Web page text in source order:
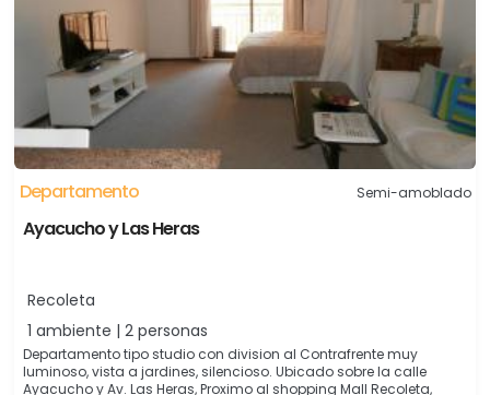
Departamento Semi-amoblado
Ayacucho y Las Heras
Recoleta
1 ambiente | 2 personas
Departamento tipo studio con division al Contrafrente muy
luminoso, vista a jardines, silencioso. Ubicado sobre la calle
Ayacucho y Av. Las Heras, Proximo al shopping Mall Recoleta,